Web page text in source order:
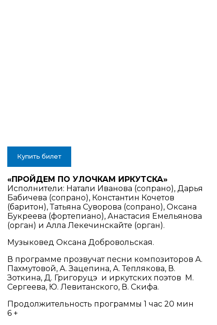
Купить билет
«ПРОЙДЕМ ПО УЛОЧКАМ ИРКУТСКА»
Исполнители: Натали Иванова (сопрано), Дарья
Бабичева (сопрано), Константин Кочетов
(баритон), Татьяна Суворова (сопрано), Оксана
Букреева (фортепиано), Анастасия Емельянова
(орган) и Алла Лекечинскайте (орган).
Музыковед Оксана Добровольская.
В программе прозвучат песни композиторов А.
Пахмутовой, А. Зацепина, А. Теплякова, В.
Зоткина, Д. Григоруцэ и иркутских поэтов М.
Сергеева, Ю. Левитанского, В. Скифа.
Продолжительность программы 1 час 20 мин
6 +